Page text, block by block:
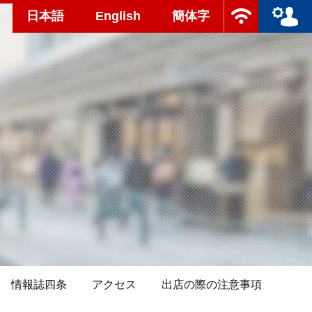
日本語 English 簡体字
情報誌四条 アクセス 出店の際の注意事項